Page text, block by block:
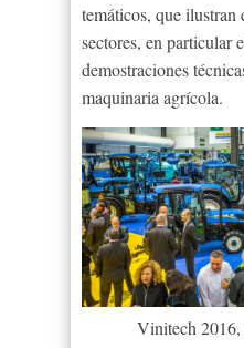
temáticos, que
sectores, en particular
demostraciones
maquinaria agrícola.
Vinitech